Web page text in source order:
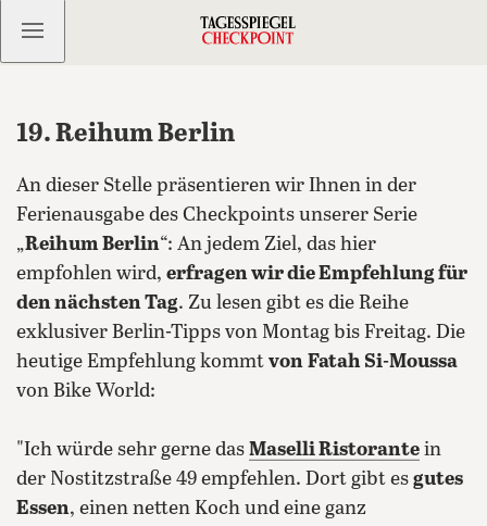
Kostenlos anmelden
19. Reihum Berlin
An dieser Stelle präsentieren wir Ihnen in der
Ferienausgabe des Checkpoints unserer Serie
„Reihum Berlin“: An jedem Ziel, das hier
empfohlen wird, erfragen wir die Empfehlung für
den nächsten Tag. Zu lesen gibt es die Reihe
exklusiver Berlin-Tipps von Montag bis Freitag. Die
heutige Empfehlung kommt von Fatah Si-Moussa
von Bike World:
"Ich würde sehr gerne das Maselli Ristorante in
der Nostitzstraße 49 empfehlen. Dort gibt es gutes
Essen, einen netten Koch und eine ganz